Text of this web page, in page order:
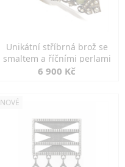
Unikátní stříbrná brož se
smaltem a říčními perlami
6 900 Kč
NOVÉ